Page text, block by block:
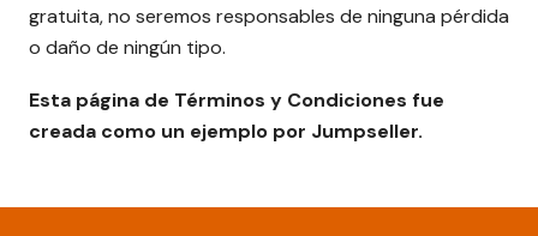
gratuita, no seremos responsables de ninguna pérdida
o daño de ningún tipo.
Esta página de Términos y Condiciones fue
creada como un ejemplo por Jumpseller.